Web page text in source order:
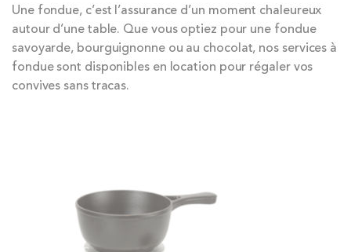
Une fondue, c’est l’assurance d’un moment chaleureux
autour d’une table. Que vous optiez pour une fondue
savoyarde, bourguignonne ou au chocolat, nos services à
fondue sont disponibles en location pour régaler vos
convives sans tracas.